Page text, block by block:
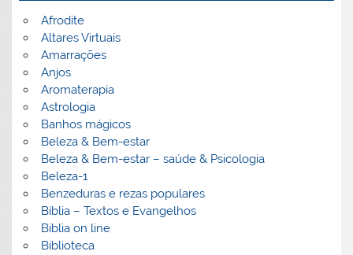
Afrodite
Altares Virtuais
Amarrações
Anjos
Aromaterapia
Astrologia
Banhos mágicos
Beleza & Bem-estar
Beleza & Bem-estar – saúde & Psicologia
Beleza-1
Benzeduras e rezas populares
Bíblia – Textos e Evangelhos
Biblia on line
Biblioteca